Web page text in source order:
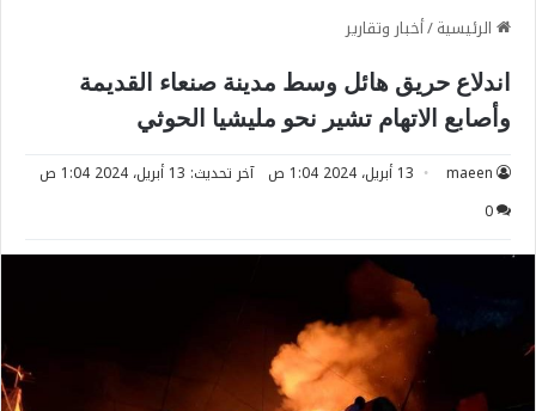
الرئيسية/أخبار وتقارير
اندلاع حريق هائل وسط مدينة صنعاء القديمة
وأصابع الاتهام تشير نحو مليشيا الحوثي
maeen 13 أبريل، 2024 1:04 ص
آخر تحديث: 13 أبريل، 2024 1:04 ص
0